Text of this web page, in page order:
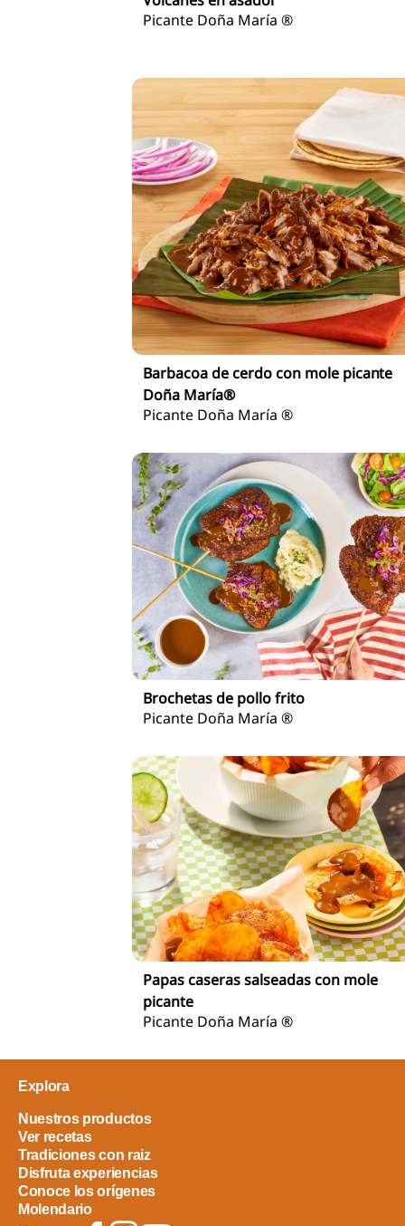
Picante Doña María ®
Barbacoa de cerdo con mole picante
Doña María®
Picante Doña María ®
Brochetas de pollo frito
Picante Doña María ®
Papas caseras salseadas con mole
picante
Picante Doña María ®
Explora
Nuestros productos
Ver recetas
Tradiciones con raiz
Disfruta experiencias
Conoce los orígenes
Molendario